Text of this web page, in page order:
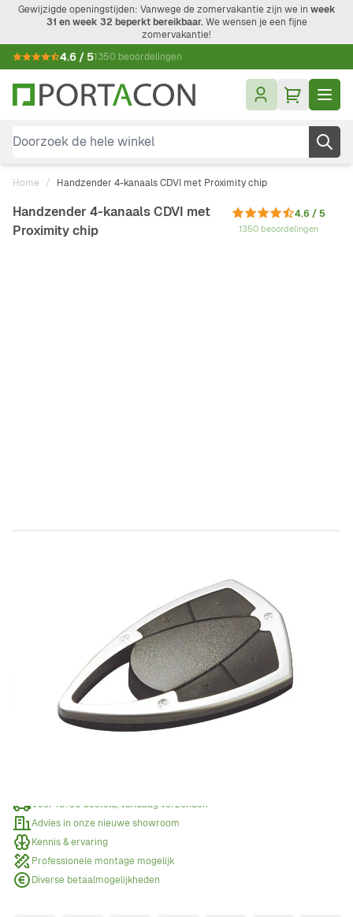
Ga naar de inhoud
Gewijzigde openingstijden: Vanwege de zomervakantie zijn we in week
31 en week 32 beperkt bereikbaar.We wensen je een fijne
zomervakantie!
4.6 / 51350 beoordelingen
Doorzoek de hele winkel
Home / Handzender 4-kanaals CDVI met Proximity chip
Handzender 4-kanaals CDVI met
Proximity chip
4.6 / 5
1350 beoordelingen
Offerte aanvragen
Voor 15:00 besteld, vandaag verzonden
Advies in onze nieuwe showroom
Kennis & ervaring
Professionele montage mogelijk
Diverse betaalmogelijkheden